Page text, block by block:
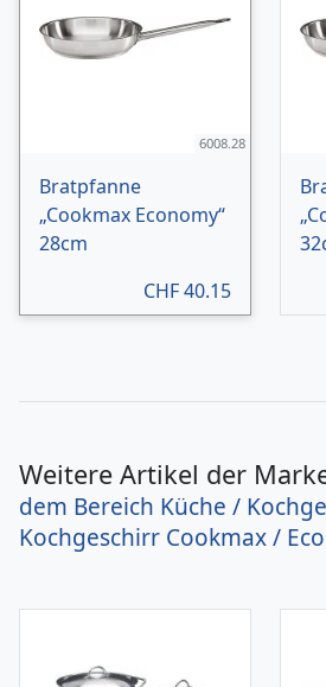
6008.28
Bratpfanne
„Cookmax Economy“
28cm
CHF40.15
Weitere Artikel der
dem Bereich Küche /
Kochgeschirr Cookmax /